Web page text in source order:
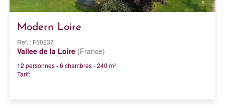
Modern Loire
Ref. : F50237
Vallee de la Loire (France)
12 personnes - 6 chambres - 240 m²
Tarif: